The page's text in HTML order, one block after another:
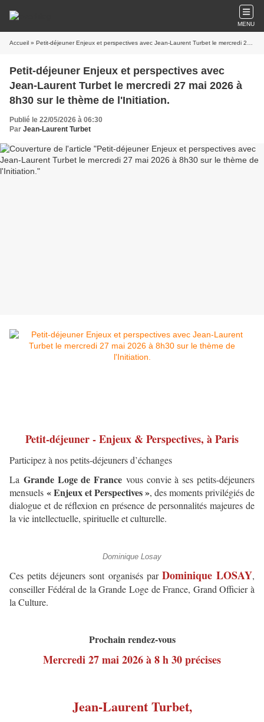
MENU
Accueil » Petit-déjeuner Enjeux et perspectives avec Jean-Laurent Turbet le mercredi 27 mai 2026 à 8h30 sur le thème de l'Initiation.
Petit-déjeuner Enjeux et perspectives avec
Jean-Laurent Turbet le mercredi 27 mai 2026 à
8h30 sur le thème de l'Initiation.
Publié le 22/05/2026 à 06:30
Par Jean-Laurent Turbet
Petit-déjeuner - Enjeux & Perspectives, à Paris
Participez à nos petits-déjeuners d’échanges
La Grande Loge de France vous convie à ses petits-déjeuners
mensuels « Enjeux et Perspectives », des moments privilégiés de
dialogue et de réflexion en présence de personnalités majeures de
la vie intellectuelle, spirituelle et culturelle.
Dominique Losay
Ces petits déjeuners sont organisés par Dominique LOSAY,
conseiller Fédéral de la Grande Loge de France, Grand Officier à
la Culture.
Prochain rendez-vous
Mercredi 27 mai 2026 à 8 h 30 précises
Jean-Laurent Turbet,